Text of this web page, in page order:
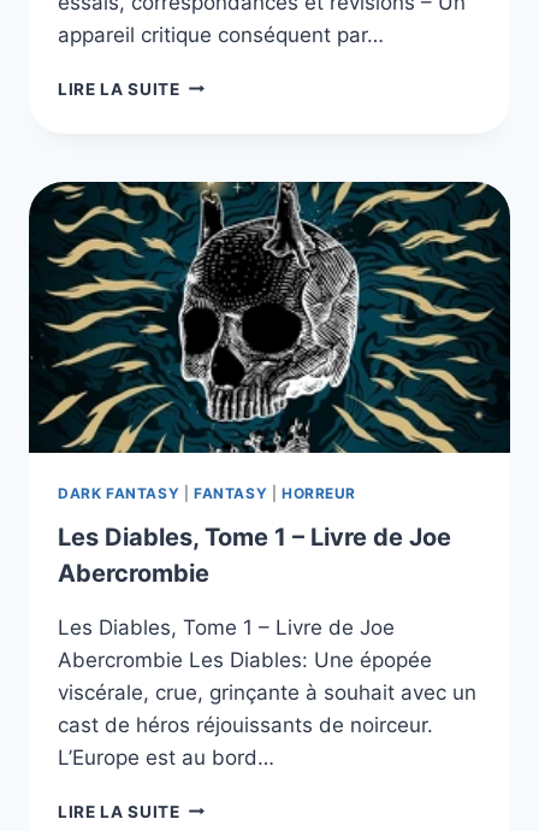
appareil critique conséquent par…
LIRE LA SUITEH.
L’INTÉGRALE
PRESTIGE
DARK FANTASY FANTASY HORREUR
Les Diables, Tome 1 – Livre de Joe
Abercrombie
Les Diables, Tome 1 – Livre de Joe
Abercrombie Les Diables: Une épopée
viscérale, crue, grinçante à souhait avec un
cast de héros réjouissants de noirceur.
L’Europe est au bord…
LIRE LA SUITELES